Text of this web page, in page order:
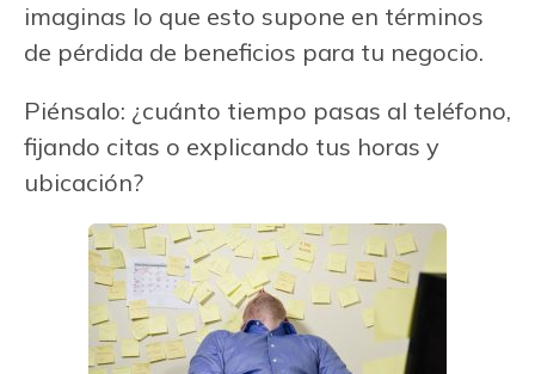
imaginas lo que esto supone en términos
de pérdida de beneficios para tu negocio.
Piénsalo: ¿cuánto tiempo pasas al teléfono,
fijando citas o explicando tus horas y
ubicación?